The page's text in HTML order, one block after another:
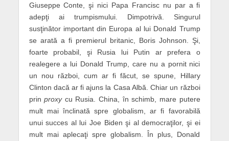
Giuseppe Conte, şi nici Papa Francisc nu par a fi
adepţi ai trumpismului. Dimpotrivă. Singurul
susţinător important din Europa al lui Donald Trump
se arată a fi premierul britanic, Boris Johnson. Şi,
foarte probabil, şi Rusia lui Putin ar prefera o
realegere a lui Donald Trump, care nu a pornit nici
un nou război, cum ar fi făcut, se spune, Hillary
Clinton dacă ar fi ajuns la Casa Albă. Chiar un război
prinproxycu Rusia. China, în schimb, mare putere
mult mai înclinată spre globalism, ar fi favorabilă
unui succes al lui Joe Biden şi al democraţilor, şi ei
mult mai aplecaţi spre globalism. În plus, Donald